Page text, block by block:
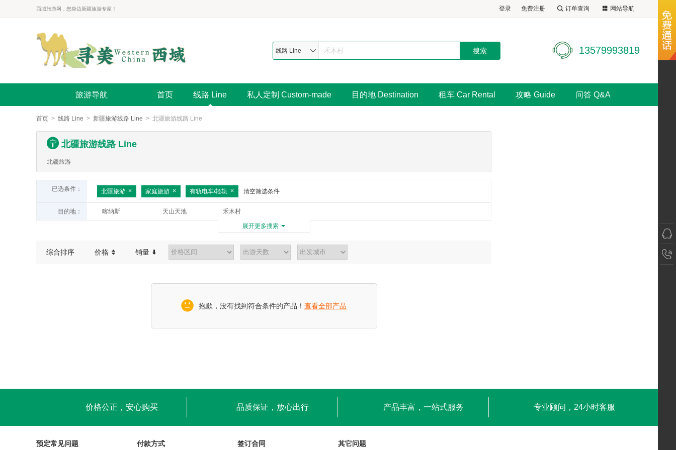
西域旅游网，您身边新疆旅游专家！ 登录 免费注册 订单查询 网站导航
线路 Line 13579993819
旅游导航 首页 线路 Line 私人定制 Custom-made 目的地 Destination 租车 Car Rental 攻略 Guide 问答 Q&A
首页 > 线路 Line > 新疆旅游线路 Line > 北疆旅游线路 Line
北疆旅游线路 Line
北疆旅游
已选条件： 北疆旅游 家庭旅游 有轨电车/轻轨 清空筛选条件
目的地： 喀纳斯 天山天池 禾木村
展开更多搜索
综合排序 价格 销量
抱歉，没有找到符合条件的产品！ 查看全部产品
价格公正，安心购买 品质保证，放心出行 产品丰富，一站式服务 专业顾问，24小时客服
预定常见问题 付款方式 签订合同 其它问题